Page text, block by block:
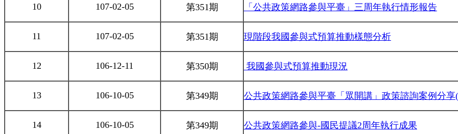
10 107-02-05 第351期 「公共政策網路參與平臺」三周年執行情形報告
11 107-02-05 第351期 現階段我國參與式預算推動樣態分析
12 106-12-11 第350期 我國參與式預算推動現況
13 106-10-05 第349期 公共政策網路參與平臺「眾開講」政策諮詢案例分享
14 106-10-05 第349期 公共政策網路參與-國民提議2周年執行成果